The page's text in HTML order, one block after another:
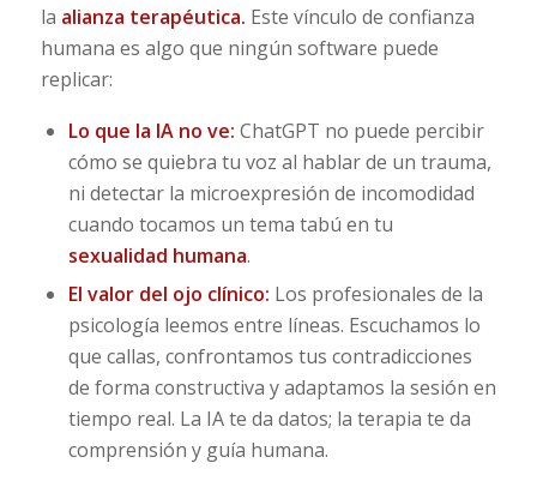
la alianza terapéutica. Este vínculo de confianza
humana es algo que ningún software puede
replicar:
Lo que la IA no ve: ChatGPT no puede percibir
cómo se quiebra tu voz al hablar de un trauma,
ni detectar la microexpresión de incomodidad
cuando tocamos un tema tabú en tu
sexualidad humana.
El valor del ojo clínico: Los profesionales de la
psicología leemos entre líneas. Escuchamos lo
que callas, confrontamos tus contradicciones
de forma constructiva y adaptamos la sesión en
tiempo real. La IA te da datos; la terapia te da
comprensión y guía humana.